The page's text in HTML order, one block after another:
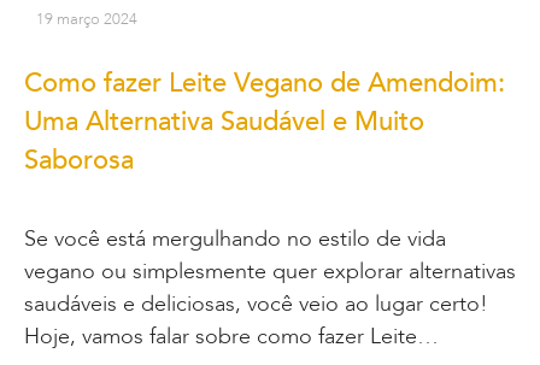
19 março 2024
Como fazer Leite Vegano de Amendoim:
Uma Alternativa Saudável e Muito
Saborosa
Se você está mergulhando no estilo de vida
vegano ou simplesmente quer explorar alternativas
saudáveis e deliciosas, você veio ao lugar certo!
Hoje, vamos falar sobre como fazer Leite…